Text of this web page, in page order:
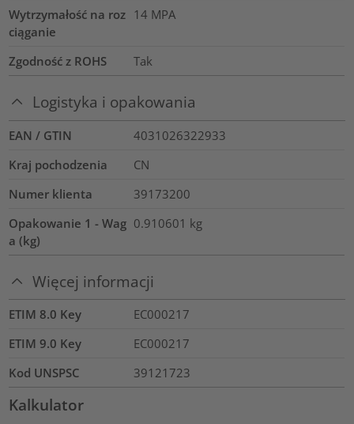
Wytrzymałość na roz
ciąganie
14 MPA
Zgodność z ROHS Tak
Logistyka i opakowania
EAN / GTIN
4031026322933
Kraj pochodzenia
CN
Numer klienta
39173200
Opakowanie 1 - Wag
a (kg)
0.910601 kg
Więcej informacji
ETIM 8.0 Key
EC000217
ETIM 9.0 Key
EC000217
Kod UNSPSC
39121723
Kalkulator